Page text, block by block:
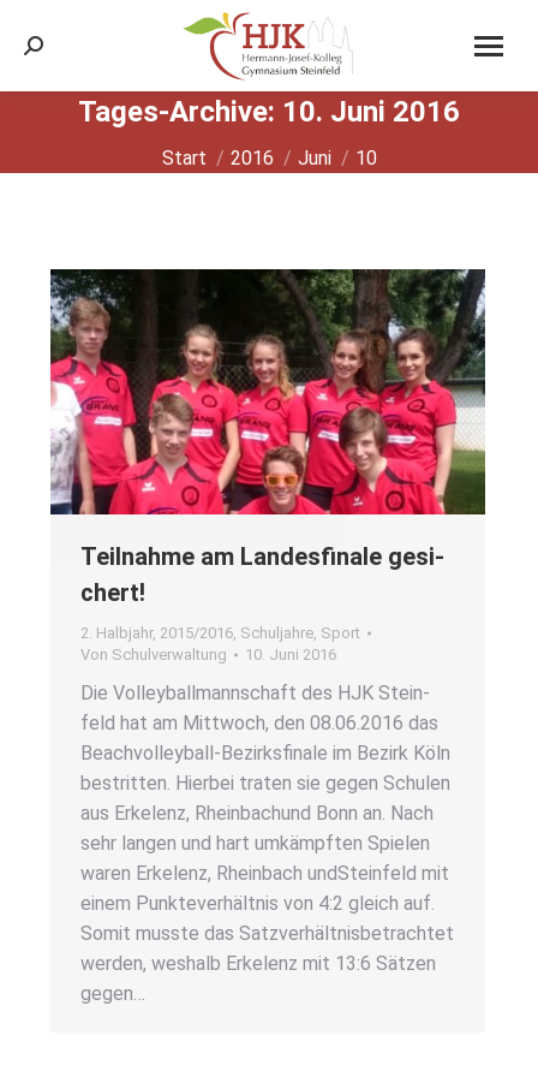
Search:
Tages-Archive: 10. Juni 2016
Sie befinden sich hier:
Start 2016 Juni 10
Teil­nah­me am Lan­des­fi­na­le gesi­
chert!
2. Halbjahr, 2015/2016 Schuljahre Sport
Von Schulverwaltung 10. Juni 2016
Die Vol­ley­ball­mann­schaft des HJK Stein­
feld hat am Mitt­woch, den 08.06.2016 das
Beach­­vol­­ley­­­ball-Bezirks­­­fi­na­­le im Bezirk Köln
bestrit­ten. Hier­bei tra­ten sie gegen Schu­len
aus Erkel­enz, Rhein­bachund Bonn an. Nach
sehr lan­gen und hart umkämpf­ten Spie­len
waren Erkel­enz, Rhein­bach undStein­feld mit
einem Punk­te­ver­hält­nis von 4:2 gleich auf.
Somit muss­te das Satz­ver­hält­nisbetrach­tet
wer­den, wes­halb Erkel­enz mit 13:6 Sät­zen
gegen…